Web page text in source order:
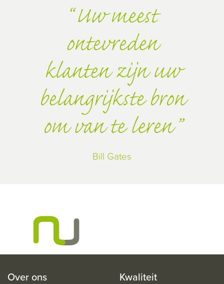
Uw meest
ontevreden
klanten zijn uw
belangrijkste bron
om van te leren
Bill Gates
Over ons Kwaliteit